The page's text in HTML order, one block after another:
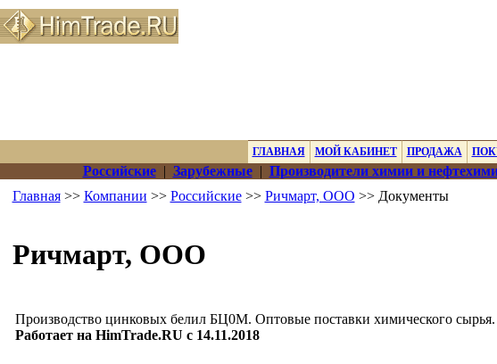
ГЛАВНАЯ МОЙ КАБИНЕТ ПРОДАЖА
Российские| Зарубежные| Производители химии и
Главная>> Компании >> Российские>> Ричмарт, ООО >> Документы
Ричмарт, ООО
Производство цинковых белил БЦ0М. Оптовые поставки химического сырья.
Работает на HimTrade.RU с 14.11.2018